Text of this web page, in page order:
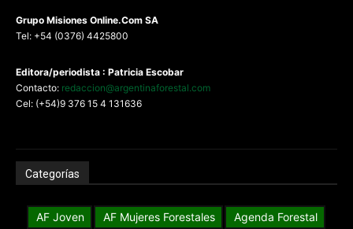
Grupo Misiones Online.Com SA
Tel: +54 (0376) 4425800
Editora/periodista : Patricia Escobar
Contacto: redaccion@argentinaforestal.com
Cel: (+54)9 376 15 4 131636
Categorías
AF Joven AF Mujeres Forestales
Agenda Forestal